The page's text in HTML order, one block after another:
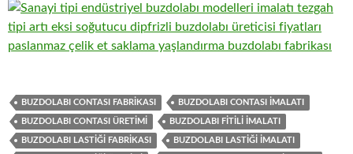
BUZDOLABI CONTASI FABRIKASI BUZDOLABI CONTASI IMALATI
BUZDOLABI CONTASI ÜRETIMI BUZDOLABI FITILI IMALATI
BUZDOLABI LASTIĞI FABRIKASI BUZDOLABI LASTIĞI IMALATI